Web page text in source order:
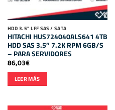
HDD 3.5" LFF SAS / SATA
HITACHI HUS724040ALS641 4TB
HDD SAS 3.5″ 7.2K RPM 6GB/S
– PARA SERVIDORES
86,03€
LEER MÁS